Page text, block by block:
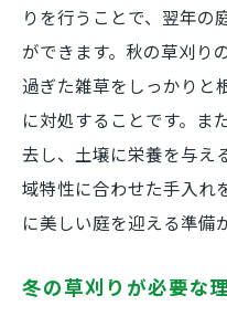
りを行うことで、翌年の
ができます。秋の草刈り
過ぎた雑草をしっかりと
に対処することです。ま
去し、土壌に栄養を与え
域特性に合わせた手入れ
に美しい庭を迎える準備
冬の草刈りが必要な